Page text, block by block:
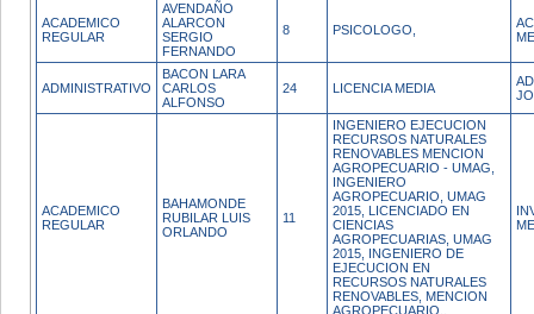
ACADEMICO
REGULAR
AVENDAÑO
ALARCON
SERGIO
FERNANDO
8 PSICOLOGO,
ADMINISTRATIVO
BACON LARA
CARLOS
ALFONSO
24 LICENCIA MEDIA
ACADEMICO
REGULAR
BAHAMONDE
RUBILAR LUIS
ORLANDO
11
INGENIERO EJECUCION
RECURSOS NATURALES
RENOVABLES MENCION
AGROPECUARIO - UMAG,
INGENIERO
AGROPECUARIO, UMAG
2015, LICENCIADO EN
CIENCIAS
AGROPECUARIAS, UMAG
2015, INGENIERO DE
EJECUCION EN
RECURSOS NATURALES
RENOVABLES, MENCION
AGROPECUARIO.,